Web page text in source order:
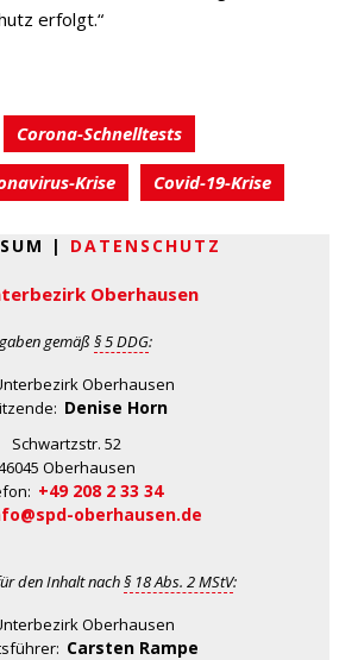
erfolgt.“
Corona-Schnelltests
Krise Covid-19-Krise
| DATENSCHUTZ
Oberhausen
gemäß § 5 DDG:
Oberhausen
Denise Horn
Schwartzstr. 52
Oberhausen
+49 208 2 33 34
oberhausen.de
den Inhalt nach§ 18 Abs. 2 MStV:
Oberhausen
Carsten Rampe